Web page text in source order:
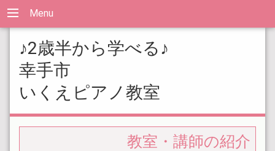
Menu
♪2歳半から学べる♪
幸手市
いくえピアノ教室
教室・講師の紹介